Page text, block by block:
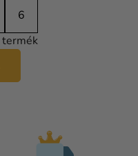
6
termék